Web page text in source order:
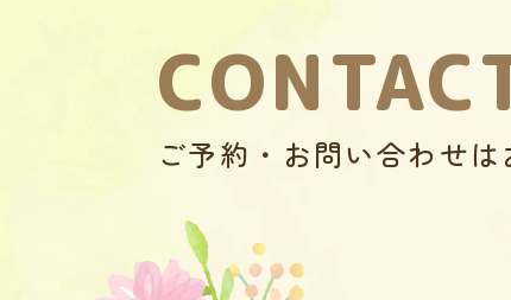
ご予約・お問い合わせは